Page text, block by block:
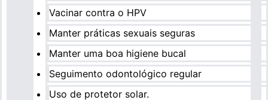
Vacinar contra o HPV
Manter práticas sexuais seguras
Manter uma boa higiene bucal
Seguimento odontológico regular
Uso de protetor solar.